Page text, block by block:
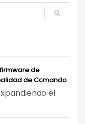
de
de Comando
el